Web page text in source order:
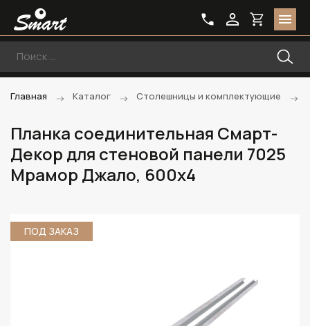
Главная Каталог Столешницы и комплектующие
Планка соединительная Смарт-
Декор для стеновой панели 7025
Мрамор Джало, 600x4
ПОД ЗАКАЗ